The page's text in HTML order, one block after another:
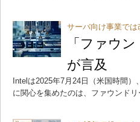
サーバ向け事業では
「ファウ
が言及
Intelは2025年7月24日（米国時間
に関心を集めたのは、ファウンド